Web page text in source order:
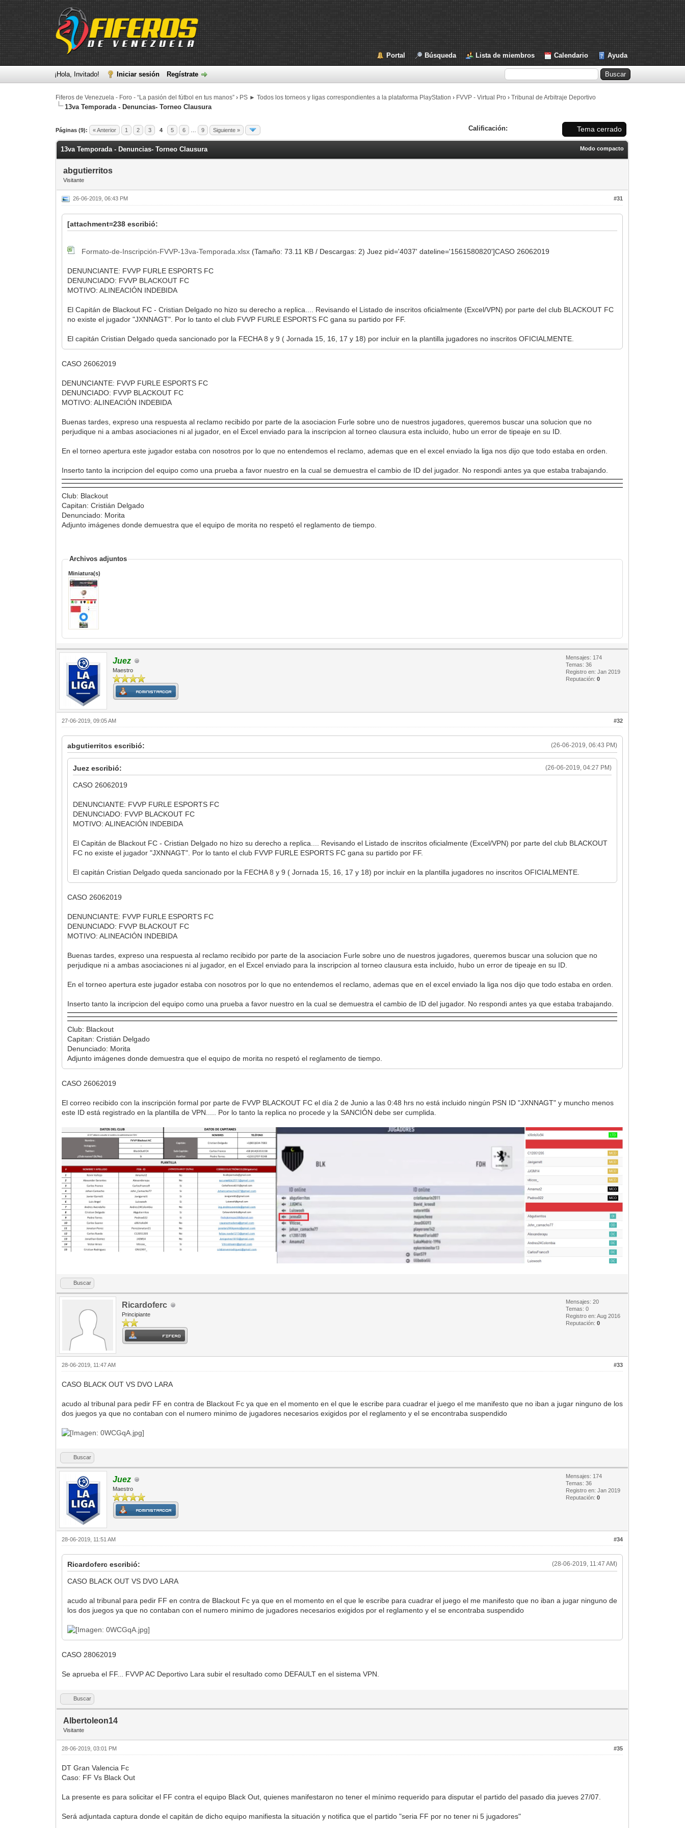
Portal Búsqueda Lista de miembros Calendario Ayuda
¡Hola, Invitado! Iniciar sesión Regístrate
Fiferos de Venezuela - Foro - “La pasión del fútbol en tus manos” › PS ► Todos los torneos y ligas correspondientes a la plataforma PlayStation › FVVP - Virtual Pro ›Tribunal de Arbitraje Deportivo
13va Temporada - Denuncias- Torneo Clausura
Páginas (9): « Anterior 1 2 3 4 5 6 9 Siguiente » Tema cerrado
Calificación:
0 voto(s) - 0 Media
Modo compacto
13va Temporada - Denuncias- Torneo Clausura
abgutierritos
Visitante
#31
26-06-2019, 06:43 PM
[attachment=238 escribió:
Formato-de-Inscripción-FVVP-13va-Temporada.xlsx (Tamaño: 73.11 KB / Descargas: 2)Juez pid='4037' dateline='1561580820']CASO 26062019
DENUNCIANTE: FVVP FURLE ESPORTS FC
DENUNCIADO: FVVP BLACKOUT FC
MOTIVO: ALINEACIÓN INDEBIDA
El Capitán de Blackout FC - Cristian Delgado no hizo su derecho a replica.... Revisando el Listado de inscritos oficialmente (Excel/VPN) por parte del club BLACKOUT FC
no existe el jugador "JXNNAGT". Por lo tanto el club FVVP FURLE ESPORTS FC gana su partido por FF.
El capitán Cristian Delgado queda sancionado por la FECHA 8 y 9 ( Jornada 15, 16, 17 y 18) por incluir en la plantilla jugadores no inscritos OFICIALMENTE.
CASO 26062019
DENUNCIANTE: FVVP FURLE ESPORTS FC
DENUNCIADO: FVVP BLACKOUT FC
MOTIVO: ALINEACIÓN INDEBIDA
Buenas tardes, expreso una respuesta al reclamo recibido por parte de la asociacion Furle sobre uno de nuestros jugadores, queremos buscar una solucion que no
perjudique ni a ambas asociaciones ni al jugador, en el Excel enviado para la inscripcion al torneo clausura esta incluido, hubo un error de tipeaje en su ID.
En el torneo apertura este jugador estaba con nosotros por lo que no entendemos el reclamo, ademas que en el excel enviado la liga nos dijo que todo estaba en orden.
Inserto tanto la incripcion del equipo como una prueba a favor nuestro en la cual se demuestra el cambio de ID del jugador. No respondi antes ya que estaba trabajando.
Club: Blackout
Capitan: Cristián Delgado
Denunciado: Morita
Adjunto imágenes donde demuestra que el equipo de morita no respetó el reglamento de tiempo.
Archivos adjuntos
Miniatura(s)
Juez
Maestro
Mensajes: 174
Temas: 36
Registro en: Jan 2019
Reputación:0
#32
27-06-2019, 09:05 AM
(26-06-2019, 06:43 PM)
abgutierritos escribió:
(26-06-2019, 04:27 PM)
Juez escribió:
CASO 26062019
DENUNCIANTE: FVVP FURLE ESPORTS FC
DENUNCIADO: FVVP BLACKOUT FC
MOTIVO: ALINEACIÓN INDEBIDA
El Capitán de Blackout FC - Cristian Delgado no hizo su derecho a replica.... Revisando el Listado de inscritos oficialmente (Excel/VPN) por parte del club BLACKOUT
FC no existe el jugador "JXNNAGT". Por lo tanto el club FVVP FURLE ESPORTS FC gana su partido por FF.
El capitán Cristian Delgado queda sancionado por la FECHA 8 y 9 ( Jornada 15, 16, 17 y 18) por incluir en la plantilla jugadores no inscritos OFICIALMENTE.
CASO 26062019
DENUNCIANTE: FVVP FURLE ESPORTS FC
DENUNCIADO: FVVP BLACKOUT FC
MOTIVO: ALINEACIÓN INDEBIDA
Buenas tardes, expreso una respuesta al reclamo recibido por parte de la asociacion Furle sobre uno de nuestros jugadores, queremos buscar una solucion que no
perjudique ni a ambas asociaciones ni al jugador, en el Excel enviado para la inscripcion al torneo clausura esta incluido, hubo un error de tipeaje en su ID.
En el torneo apertura este jugador estaba con nosotros por lo que no entendemos el reclamo, ademas que en el excel enviado la liga nos dijo que todo estaba en orden.
Inserto tanto la incripcion del equipo como una prueba a favor nuestro en la cual se demuestra el cambio de ID del jugador. No respondi antes ya que estaba trabajando.
Club: Blackout
Capitan: Cristián Delgado
Denunciado: Morita
Adjunto imágenes donde demuestra que el equipo de morita no respetó el reglamento de tiempo.
CASO 26062019
El correo recibido con la inscripción formal por parte de FVVP BLACKOUT FC el día 2 de Junio a las 0:48 hrs no está incluido ningún PSN ID "JXNNAGT" y muncho menos
este ID está registrado en la plantilla de VPN..... Por lo tanto la replica no procede y la SANCIÓN debe ser cumplida.
Buscar
Ricardoferc
Principiante
Mensajes: 20
Temas: 0
Registro en: Aug 2016
Reputación:0
#33
28-06-2019, 11:47 AM
CASO BLACK OUT VS DVO LARA
acudo al tribunal para pedir FF en contra de Blackout Fc ya que en el momento en el que le escribe para cuadrar el juego el me manifesto que no iban a jugar ninguno de los
dos juegos ya que no contaban con el numero minimo de jugadores necesarios exigidos por el reglamento y el se encontraba suspendido
Buscar
Juez
Maestro
Mensajes: 174
Temas: 36
Registro en: Jan 2019
Reputación:0
#34
28-06-2019, 11:51 AM
(28-06-2019, 11:47 AM)
Ricardoferc escribió:
CASO BLACK OUT VS DVO LARA
acudo al tribunal para pedir FF en contra de Blackout Fc ya que en el momento en el que le escribe para cuadrar el juego el me manifesto que no iban a jugar ninguno de
los dos juegos ya que no contaban con el numero minimo de jugadores necesarios exigidos por el reglamento y el se encontraba suspendido
CASO 28062019
Se aprueba el FF... FVVP AC Deportivo Lara subir el resultado como DEFAULT en el sistema VPN.
Buscar
Albertoleon14
Visitante
#35
28-06-2019, 03:01 PM
DT Gran Valencia Fc
Caso: FF Vs Black Out
La presente es para solicitar el FF contra el equipo Black Out, quienes manifestaron no tener el mínimo requerido para disputar el partido del pasado dia jueves 27/07.
Será adjuntada captura donde el capitán de dicho equipo manifiesta la situación y notifica que el partido "seria FF por no tener ni 5 jugadores"